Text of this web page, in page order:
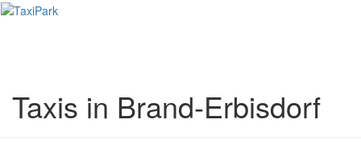
Taxis in Brand-Erbisdorf